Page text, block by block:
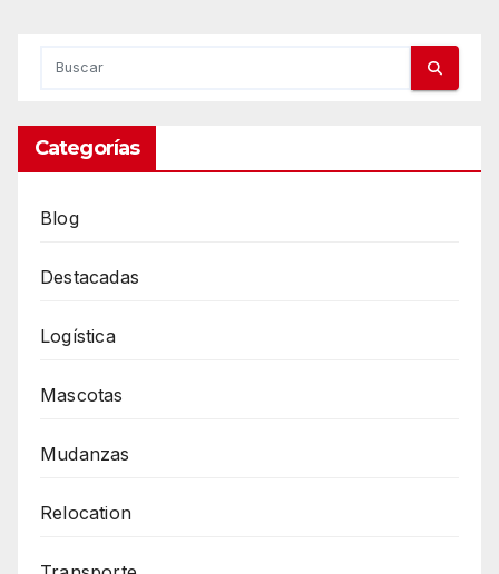
Categorías
Blog
Destacadas
Logística
Mascotas
Mudanzas
Relocation